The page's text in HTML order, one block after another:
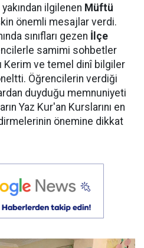
ilgilenen Müftü
önemli mesajlar verdi.
sınıfları gezen İlçe
samimi sohbetler
Kerim ve temel dinî bilgiler
Öğrencilerin verdiği
duyduğu memnuniyeti
Yaz Kur'an Kurslarını en
önemine dikkat